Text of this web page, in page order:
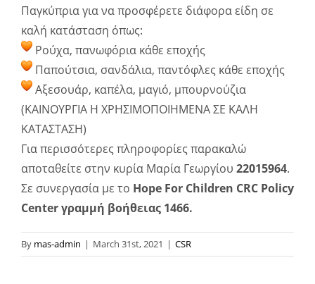
Παγκύπρια για να προσφέρετε διάφορα είδη σε
καλή κατάσταση όπως:
Ρούχα, πανωφόρια κάθε εποχής
Παπούτσια, σανδάλια, παντόφλες κάθε εποχής
Αξεσουάρ, καπέλα, μαγιό, μπουρνούζια
(ΚΑΙΝΟΥΡΓΙΑ Η ΧΡΗΣΙΜΟΠΟΙΗΜΕΝΑ ΣΕ ΚΑΛΗ
ΚΑΤΑΣΤΑΣΗ)
Για περισσότερες πληροφορίες παρακαλώ
αποταθείτε στην κυρία Μαρία Γεωργίου 22015964.
Σε συνεργασία με το Hope For Children CRC Policy
Center γραμμή βοήθειας 1466.
By mas-admin | March 31st, 2021 | CSR